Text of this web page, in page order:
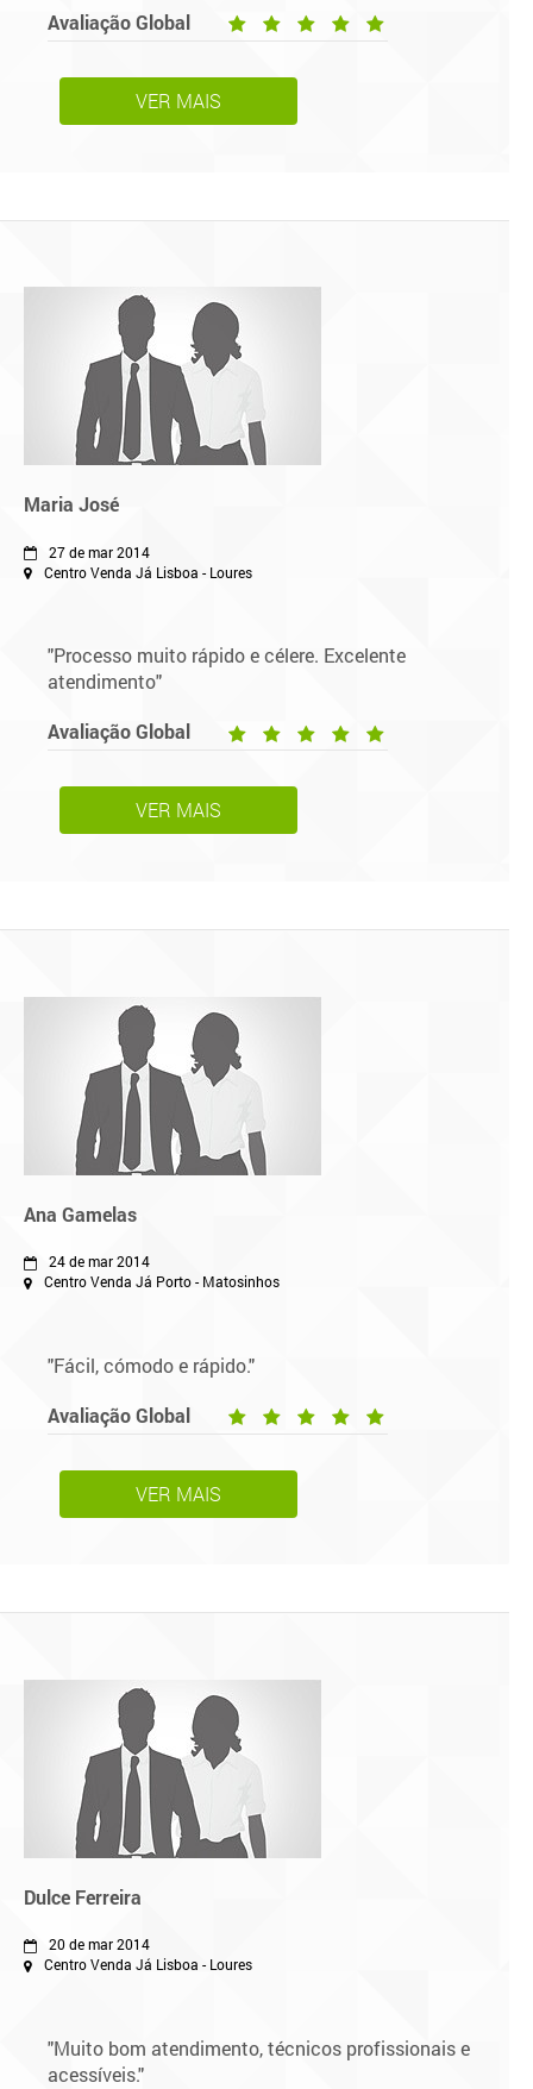
Avaliação Global
VER MAIS
Maria José
27 de mar 2014
Centro Venda Já Lisboa - Loures
"Processo muito rápido e célere. Excelente
atendimento"
Avaliação Global
VER MAIS
Ana Gamelas
24 de mar 2014
Centro Venda Já Porto - Matosinhos
"Fácil, cómodo e rápido."
Avaliação Global
VER MAIS
Dulce Ferreira
20 de mar 2014
Centro Venda Já Lisboa - Loures
"Muito bom atendimento, técnicos profissionais e
acessíveis."